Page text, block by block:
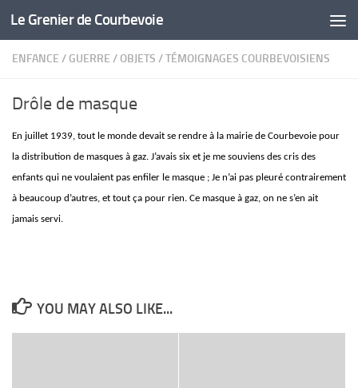
Skip to content
Le Grenier de Courbevoie
ENFANCE / GUERRE /OBJETS /TÉMOIGNAGES COURBEVOISIENS
Drôle de masque
En juillet 1939, tout le monde devait se rendre à la mairie de Courbevoie pour
la distribution de masques à gaz. J’avais six et je me souviens des cris des
enfants qui ne voulaient pas enfiler le masque ; Je n’ai pas pleuré contrairement
à beaucoup d’autres, et tout ça pour rien. Ce masque à gaz, on ne s’en ait
jamais servi.
YOU MAY ALSO LIKE...